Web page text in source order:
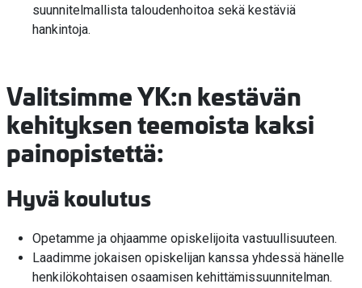
suunnitelmallista taloudenhoitoa sekä kestäviä
hankintoja.
Valitsimme YK:n kestävän
kehityksen teemoista kaksi
painopistettä:
Hyvä koulutus
Opetamme ja ohjaamme opiskelijoita vastuullisuuteen.
Laadimme jokaisen opiskelijan kanssa yhdessä hänelle
henkilökohtaisen osaamisen kehittämissuunnitelman.